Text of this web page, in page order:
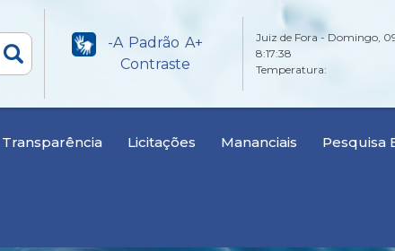
-A Padrão A+
Contraste
Juiz de Fora - Domingo,
8:17:39
Temperatura:
Transparência Licitações Mananciais Pesquisa